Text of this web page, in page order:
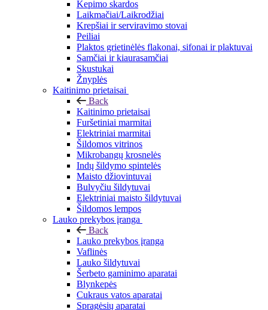
Kepimo skardos
Laikmačiai/Laikrodžiai
Krepšiai ir serviravimo stovai
Peiliai
Plaktos grietinėlės flakonai, sifonai ir plaktuvai
Samčiai ir kiaurasamčiai
Skustukai
Žnyplės
Kaitinimo prietaisai
Back
Kaitinimo prietaisai
Furšetiniai marmitai
Elektriniai marmitai
Šildomos vitrinos
Mikrobangų krosnelės
Indų šildymo spintelės
Maisto džiovintuvai
Bulvyčiu šildytuvai
Elektriniai maisto šildytuvai
Šildomos lempos
Lauko prekybos įranga
Back
Lauko prekybos įranga
Vaflinės
Lauko šildytuvai
Šerbeto gaminimo aparatai
Blynkepės
Cukraus vatos aparatai
Spragėsių aparatai